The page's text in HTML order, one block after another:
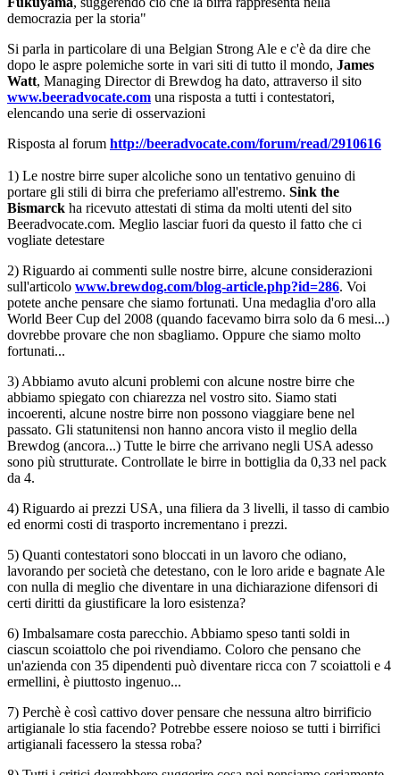
democrazia per la storia"
Si parla in particolare di una Belgian Strong Ale e c'è da dire che
dopo le aspre polemiche sorte in vari siti di tutto il mondo, James
Watt, Managing Director di Brewdog ha dato, attraverso il sito
www.beeradvocate.com una risposta a tutti i contestatori,
elencando una serie di osservazioni
Risposta al forum http://beeradvocate.com/forum/read/2910616
1) Le nostre birre super alcoliche sono un tentativo genuino di
portare gli stili di birra che preferiamo all'estremo. Sink the
Bismarck ha ricevuto attestati di stima da molti utenti del sito
Beeradvocate.com. Meglio lasciar fuori da questo il fatto che ci
vogliate detestare
2) Riguardo ai commenti sulle nostre birre, alcune considerazioni
sull'articolo www.brewdog.com/blog-article.php?id=286. Voi
potete anche pensare che siamo fortunati. Una medaglia d'oro alla
World Beer Cup del 2008 (quando facevamo birra solo da 6 mesi...)
dovrebbe provare che non sbagliamo. Oppure che siamo molto
fortunati...
3) Abbiamo avuto alcuni problemi con alcune nostre birre che
abbiamo spiegato con chiarezza nel vostro sito. Siamo stati
incoerenti, alcune nostre birre non possono viaggiare bene nel
passato. Gli statunitensi non hanno ancora visto il meglio della
Brewdog (ancora...) Tutte le birre che arrivano negli USA adesso
sono più strutturate. Controllate le birre in bottiglia da 0,33 nel pack
da 4.
4) Riguardo ai prezzi USA, una filiera da 3 livelli, il tasso di cambio
ed enormi costi di trasporto incrementano i prezzi.
5) Quanti contestatori sono bloccati in un lavoro che odiano,
lavorando per società che detestano, con le loro aride e bagnate Ale
con nulla di meglio che diventare in una dichiarazione difensori di
certi diritti da giustificare la loro esistenza?
6) Imbalsamare costa parecchio. Abbiamo speso tanti soldi in
ciascun scoiattolo che poi rivendiamo. Coloro che pensano che
un'azienda con 35 dipendenti può diventare ricca con 7 scoiattoli e 4
ermellini, è piuttosto ingenuo...
7) Perchè è così cattivo dover pensare che nessuna altro birrificio
artigianale lo stia facendo? Potrebbe essere noioso se tutti i birrifici
artigianali facessero la stessa roba?